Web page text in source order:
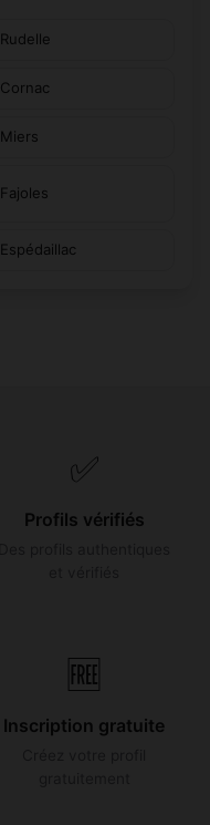
Rudelle
Cornac
Miers
Fajoles
Espédaillac
✅
Profils vérifiés
🆓
Inscription gratuite